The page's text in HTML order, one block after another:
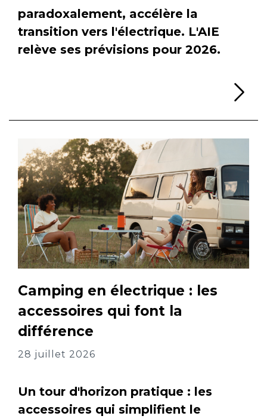
paradoxalement, accélère la
transition vers l'électrique. L'AIE
relève ses prévisions pour 2026.
Camping en électrique : les
accessoires qui font la
différence
28 juillet 2026
Un tour d'horizon pratique : les
accessoires qui simplifient le